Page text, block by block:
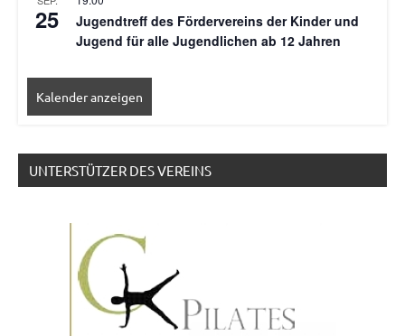
25
Jugendtreff des Fördervereins der Kinder und
Jugend für alle Jugendlichen ab 12 Jahren
Kalender anzeigen
UNTERSTÜTZER DES VEREINS